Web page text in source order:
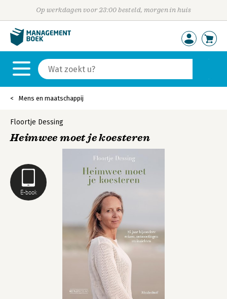
Op werkdagen voor 23:00 besteld, morgen in huis
Mens en maatschappij
E-book
Floortje Dessing
Heimwee moet je koesteren